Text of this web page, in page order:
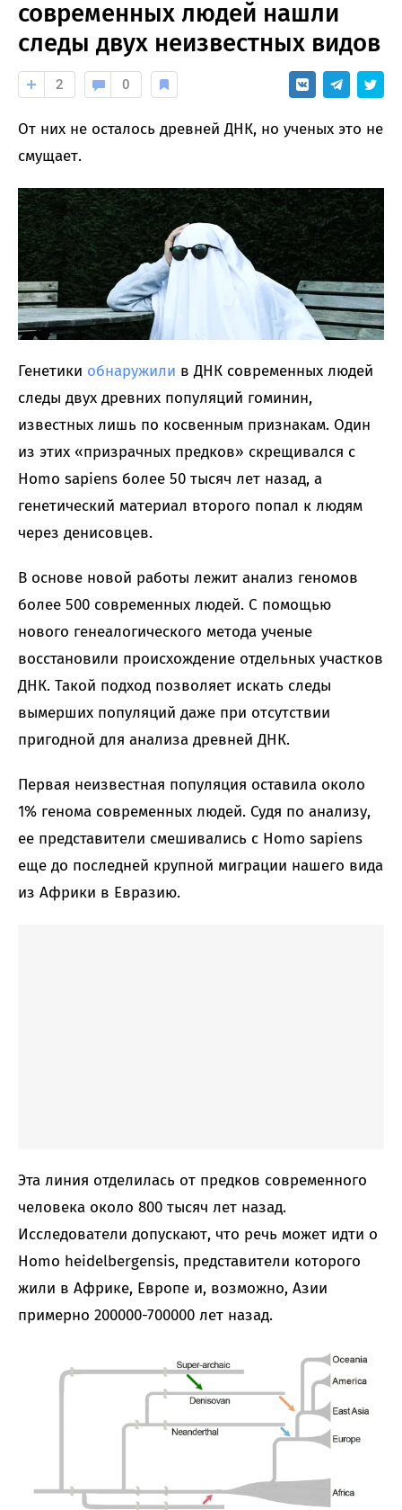
современных людей нашли
следы двух неизвестных видов
2 0
От них не осталось древней ДНК, но ученых это не
смущает.
Генетики обнаружили в ДНК современных людей
следы двух древних популяций гоминин,
известных лишь по косвенным признакам. Один
из этих «призрачных предков» скрещивался с
Homo sapiens более 50 тысяч лет назад, а
генетический материал второго попал к людям
через денисовцев.
В основе новой работы лежит анализ геномов
более 500 современных людей. С помощью
нового генеалогического метода ученые
восстановили происхождение отдельных участков
ДНК. Такой подход позволяет искать следы
вымерших популяций даже при отсутствии
пригодной для анализа древней ДНК.
Первая неизвестная популяция оставила около
1% генома современных людей. Судя по анализу,
ее представители смешивались с Homo sapiens
еще до последней крупной миграции нашего вида
из Африки в Евразию.
Эта линия отделилась от предков современного
человека около 800 тысяч лет назад.
Исследователи допускают, что речь может идти о
Homo heidelbergensis, представители которого
жили в Африке, Европе и, возможно, Азии
примерно 200000-700000 лет назад.